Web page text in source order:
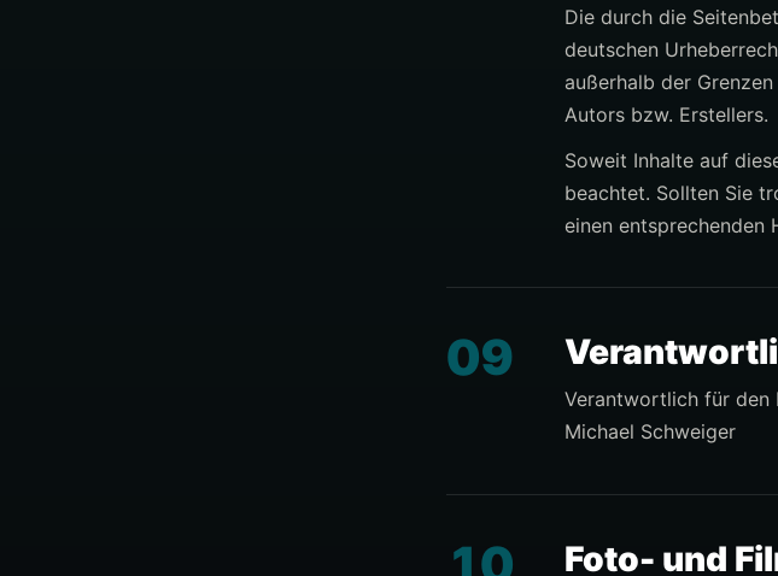
Die durch die
deutschen
außerhalb der
Autors bzw. Erstellers.
Soweit Inhalte auf
beachtet. Sollten Sie
einen entsprechenden
09
Verantwortlich für den
Michael Schweiger
10 Foto- und